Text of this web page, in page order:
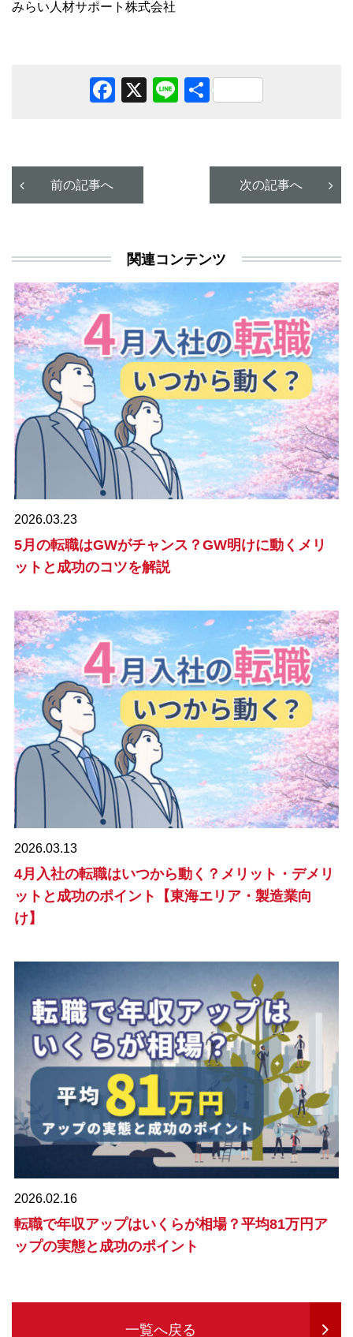
みらい人材サポート株式会社
Facebook
X Line共
前の記事へ 次の記事へ
関連コンテンツ
2026.03.23
5月の転職はGWがチャンス？GW明けに動くメリ
ットと成功のコツを解説
2026.03.13
4月入社の転職はいつから動く？メリット・デメリ
ットと成功のポイント【東海エリア・製造業向
け】
2026.02.16
転職で年収アップはいくらが相場？平均81万円ア
ップの実態と成功のポイント
一覧へ戻る